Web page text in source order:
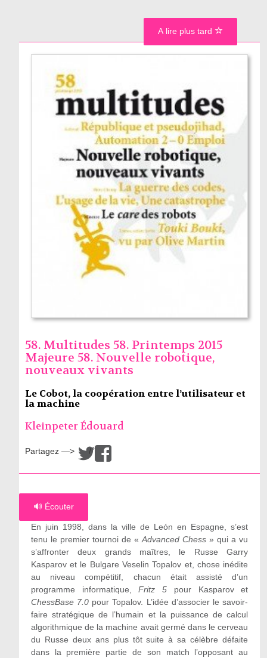
58. Multitudes 58. Printemps 2015
Majeure 58. Nouvelle robotique,
nouveaux vivants
Le Cobot, la coopération entre l’utilisateur et
la machine
Kleinpeter Édouard
Partagez —> /
🔊 Écouter
En juin 1998, dans la ville de León en Espagne, s’est
tenu le premier tournoi de «Advanced Chess» qui a vu
s’affronter deux grands maîtres, le Russe Garry
Kasparov et le Bulgare Veselin Topalov et, chose inédite
au niveau compétitif, chacun était assisté d’un
programme informatique,Fritz 5 pour Kasparov et
ChessBase 7.0 pour Topalov. L’idée d’associer le savoir-
faire stratégique de l’humain et la puissance de calcul
algorithmique de la machine avait germé dans le cerveau
du Russe deux ans plus tôt suite à sa célèbre défaite
dans la première partie de son match l’opposant au
A lire plus tard